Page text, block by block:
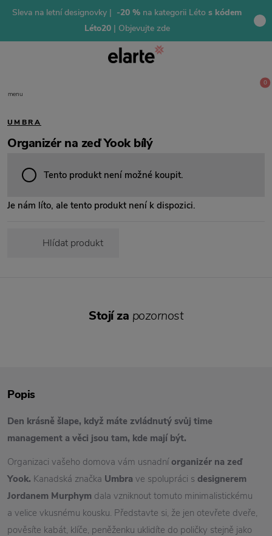
Sleva na letní designovky | -20 % na kategorii Léto s kódem
Léto20 | Objevujte zde
menu
0
UMBRA
Organizér na zeď Yook bílý
Tento produkt není možné koupit.
Je nám líto, ale tento produkt není k dispozici.
Hlídat produkt
Popis
Den krásně šlape, když máte zvládnutý svůj time
management a věci jsou tam, kde mají být.
Organizaci vašeho domova vám usnadníorganizér na zeď
Yook. Kanadská značka Umbra ve spolupráci s designerem
Jordanem Murphym dala vzniknout tomuto minimalistickému
a velice vkusnému kousku. Představte si, že jen otevřete dveře,
pověsíte kabát, klíče, peněženku uklidíte do poličky stejně jako
Stojí za pozornost